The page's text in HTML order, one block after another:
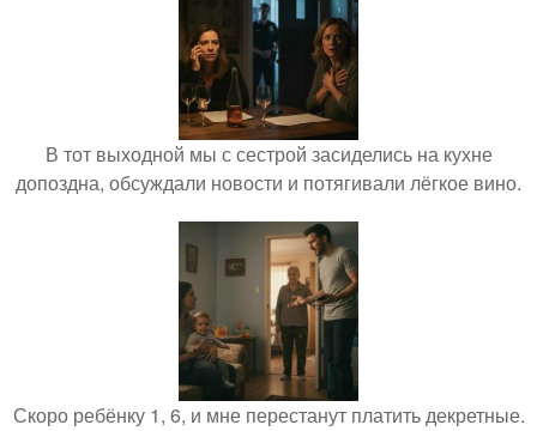
В тот выходной мы с сестрой засиделись на кухне
допоздна, обсуждали новости и потягивали лёгкое вино.
Скоро ребёнку 1, 6, и мне перестанут платить декретные.